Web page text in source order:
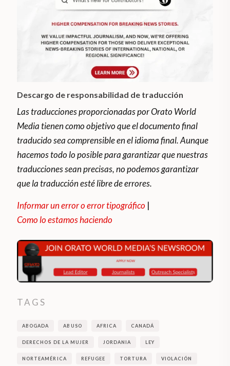
Descargo de responsabilidad de traducción
Las traducciones proporcionadas por Orato World
Media tienen como objetivo que el documento final
traducido sea comprensible en el idioma final. Aunque
hacemos todo lo posible para garantizar que nuestras
traducciones sean precisas, no podemos garantizar
que la traducción esté libre de errores.
Informar un error o error tipográfico |
Como lo estamos haciendo
TAGS
ABOGADA ABUSO AFRICA CANADÁ
DERECHOS DE LA MUJER JORDANIA LEY
NORTEAMÉRICA REFUGEE TORTURA VIOLACIÓN